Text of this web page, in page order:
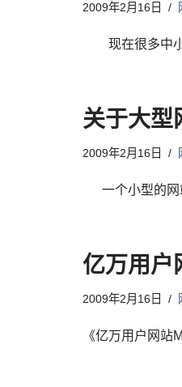
2009年2月16日
现在很多中小
关于大型
2009年2月16日
一个小型的网
亿万用户
2009年2月16日
《亿万用户网